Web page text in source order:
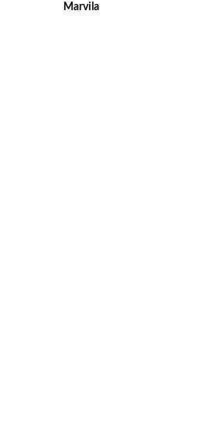
Marvila